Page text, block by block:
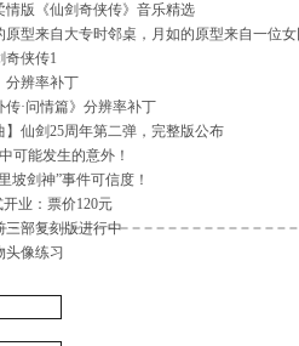
情版《仙剑奇侠传》音乐精选
原型来自大专时邻桌，月如的原型来自一位
奇侠传1
分辨率补丁
传·问情篇》分辨率补丁
】仙剑25周年第二弹，完整版公布
可能发生的意外！
坡剑神”事件可信度！
业：票价120元
三部复刻版进行中
头像练习